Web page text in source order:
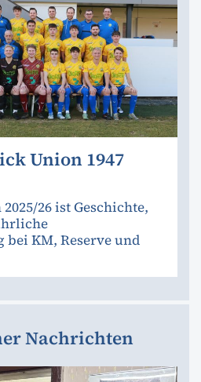
Union 1947
26 ist Geschichte,
bei KM, Reserve und
Nachrichten